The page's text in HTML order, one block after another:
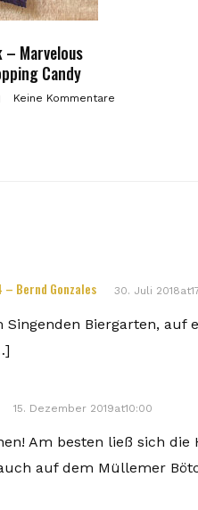
– Marvelous
Candy
Keine Kommentare
Bernd Gonzales 30. Juli
Biergarten, auf
15. Dezember 2019at10:00
Am besten ließ sich
auf dem Müllemer